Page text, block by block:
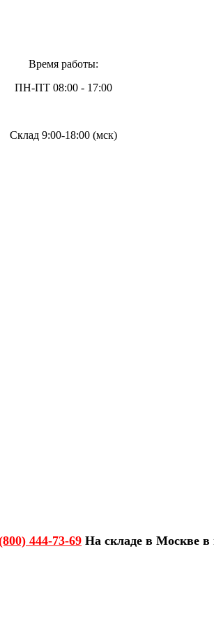
Время работы:
ПН-ПТ 08:00 - 17:00
Склад 9:00-18:00 (мск)
444-73-69 На складе в Москве в